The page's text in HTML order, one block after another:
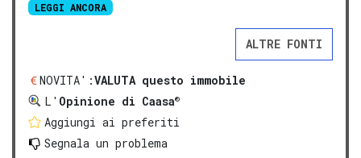
LEGGI ANCORA
ALTRE FONTI
NOVITA':VALUTA questo immobile
L' Opinione di Caasa®
Aggiungi ai preferiti
Segnala un problema